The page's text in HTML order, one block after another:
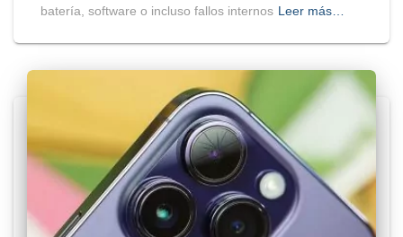
batería, software o incluso fallos internos Leer más…